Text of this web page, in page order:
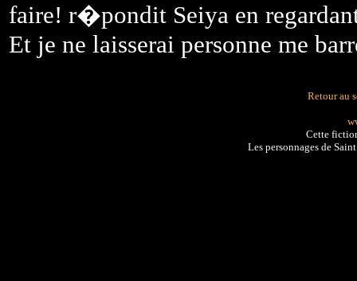
faire! r�pondit Seiya en
Et je ne laisserai personne me
Retour au
Cette
Les personnages de